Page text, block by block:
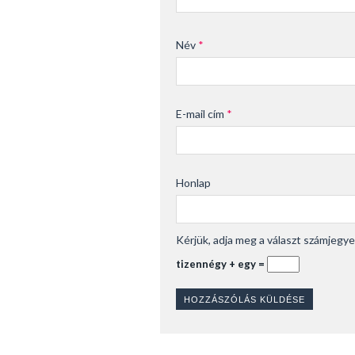
Név *
E-mail cím *
Honlap
Kérjük, adja meg a választ
tizennégy + egy =